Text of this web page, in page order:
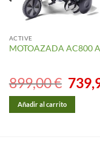
ACTIVE
MOTOAZADA AC800
899,00€
El
precio
original
Añadir al carrito